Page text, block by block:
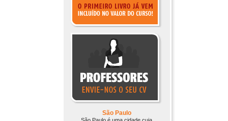
São Paulo